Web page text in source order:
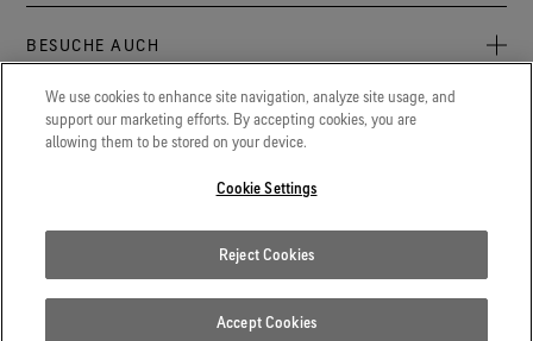
BESUCHE AUCH
Press Newsroom
Aktuelles zu GORE‑TEX® Produkten, Events und Erlebnissen.
Extremer Schutz für Feuerwehr, Polizei und andere
Wir stehen für Innovationen in den Bereichen Life Sciences,
Luft- und Raumfahrt und weiteren Bereichen.
Verantwortung
Archive: PFC Goal
LEGAL
We use cookies to enhance site navigation, analyze site usage, and
support our marketing efforts. By accepting cookies, you are
allowing them to be stored on your device.
Cookie Settings
Reject Cookies
Accept Cookies